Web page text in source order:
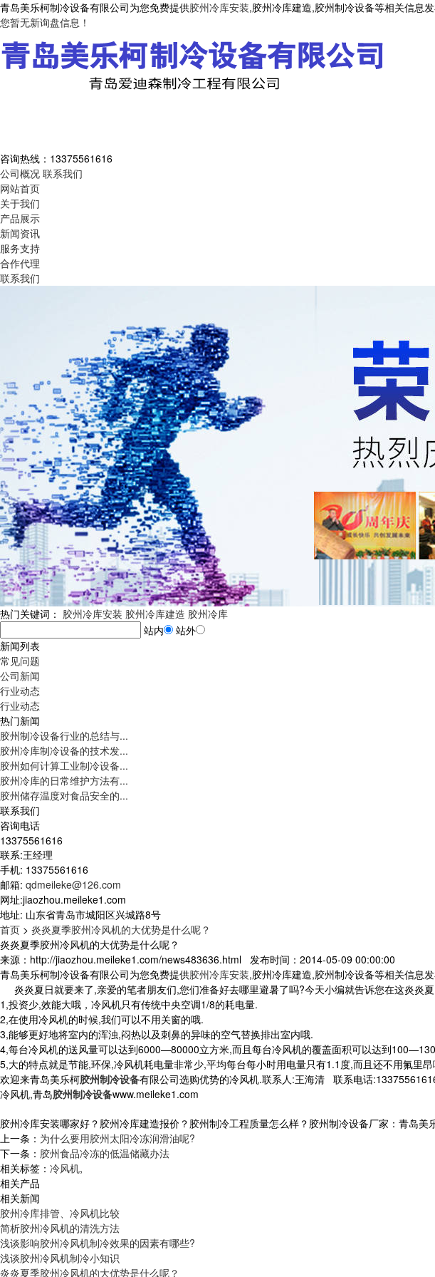
青岛美乐柯制冷设备有限公司为您免费提供胶州冷库安装,胶州冷库建造,胶州制冷设备等相关信息
您暂无新询盘信息！
咨询热线： 13375561616
公司概况 联系我们
网站首页
关于我们
产品展示
新闻资讯
服务支持
合作代理
联系我们
热门关键词： 胶州冷库安装 胶州冷库建造 胶州冷库
站内
站外
新闻列表
常见问题
公司新闻
行业动态
行业动态
热门新闻
胶州制冷设备行业的总结与...
胶州冷库制冷设备的技术发...
胶州如何计算工业制冷设备...
胶州冷库的日常维护方法有...
胶州储存温度对食品安全的...
联系我们
咨询电话
13375561616
联系:王经理
手机: 13375561616
邮箱: qdmeileke@126.com
网址:jiaozhou.meileke1.com
地址: 山东省青岛市城阳区兴城路8号
首页 > 炎炎夏季胶州冷风机的大优势是什么呢？
炎炎夏季胶州冷风机的大优势是什么呢？
来源：http://jiaozhou.meileke1.com/news483636.html 发布时间：2014-05-09 00:00:00
青岛美乐柯制冷设备有限公司为您免费提供胶州冷库安装,胶州冷库建造,胶州制冷设备等相关信息
炎炎夏日就要来了,亲爱的笔者朋友们,您们准备好去哪里避暑了吗?今天小编就告诉您在这炎炎
1,投资少,效能大哦，冷风机只有传统中央空调1/8的耗电量.
2,在使用冷风机的时候,我们可以不用关窗的哦.
3,能够更好地将室内的浑浊,闷热以及刺鼻的异味的空气替换排出室内哦.
4,每台冷风机的送风量可以达到6000—80000立方米,而且每台冷风机的覆盖面积可以达到
5,大的特点就是节能,环保,冷风机耗电量非常少,平均每台每小时用电量只有1.1度,而且还不用氟里昂
欢迎来青岛美乐柯胶州制冷设备有限公司选购优势的冷风机.联系人:王海清 联系电话
冷风机,青岛胶州制冷设备www.meileke1.com
胶州冷库安装哪家好？胶州冷库建造报价？胶州制冷工程质量怎么样？胶州制冷设备厂家：青岛
上一条： 为什么要用胶州太阳冷冻润滑油呢?
下一条： 胶州食品冷冻的低温储藏办法
相关标签： 冷风机,
相关产品
相关新闻
胶州冷库排管、冷风机比较
简析胶州冷风机的清洗方法
浅谈影响胶州冷风机制冷效果的因素有哪些?
浅谈胶州冷风机制冷小知识
炎炎夏季胶州冷风机的大优势是什么呢？